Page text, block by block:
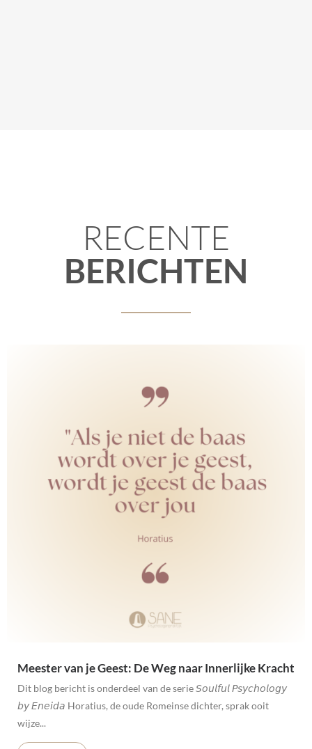
RECENTE
BERICHTEN
Meester van je Geest: De Weg naar Innerlijke Kracht
Dit blog bericht is onderdeel van de serie 𝘚𝘰𝘶𝘭𝘧𝘶𝘭 𝘗𝘴𝘺𝘤𝘩𝘰𝘭𝘰𝘨𝘺
𝘣𝘺 𝘌𝘯𝘦𝘪𝘥𝘢 Horatius, de oude Romeinse dichter, sprak ooit
wijze...